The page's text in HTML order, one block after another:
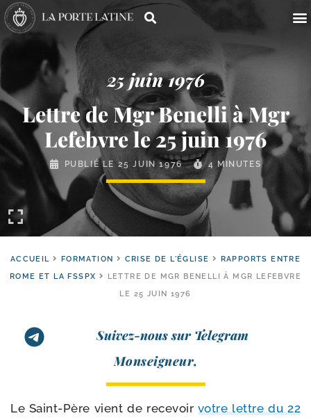
25 juin 1976
Lettre de Mgr Benelli à Mgr
Lefebvre le 25 juin 1976
PUBLIÉ LE 25 JUIN 1976 4 MINUTES
ACCUEIL FORMATION CRISE DE L'ÉGLISE
RAPPORTS ENTRE
ROME ET LA FSSPX
LETTRE DE MGR BENELLI À MGR LEFEBVRE
LE 25 JUIN 1976
Suivez-nous sur Telegram
Monseigneur,
Le Saint-​Père vient de rece­voir votre lettre du 22